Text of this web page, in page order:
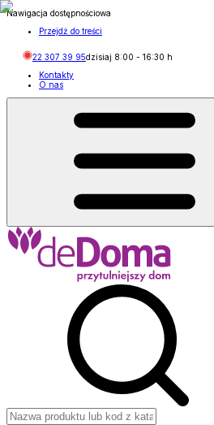
Nawigacja dostępnościowa
Przejdź do treści
22 307 39 95dzisiaj 8:00 - 16:30 h
Kontakty
O nas